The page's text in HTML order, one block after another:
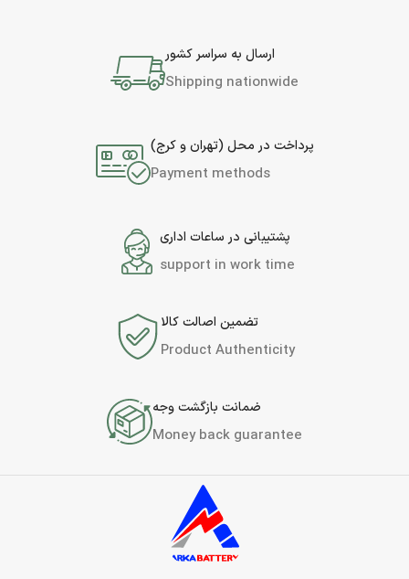
ارسال به سراسر کشور
Shipping nationwide
پرداخت در محل (تهران و کرج)
Payment methods
پشتیبانی در ساعات اداری
support in work time
تضمین اصالت کالا
Product Authenticity
ضمانت بازگشت وجه
Money back guarantee